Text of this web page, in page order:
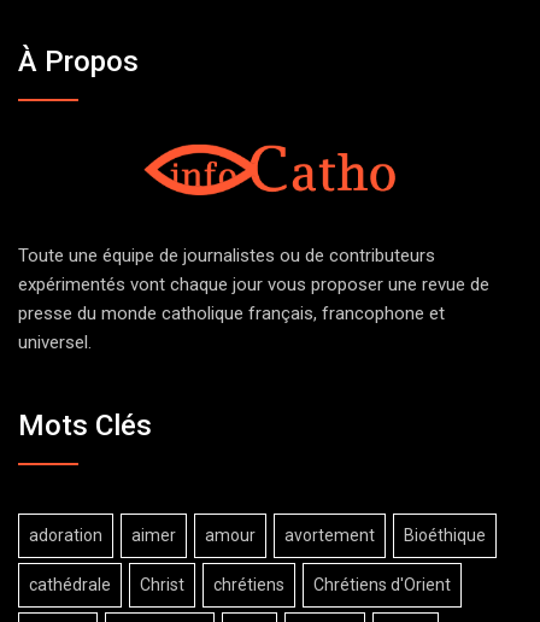
À Propos
Toute une équipe de journalistes ou de contributeurs
expérimentés vont chaque jour vous proposer une revue de
presse du monde catholique français, francophone et
universel.
Mots Clés
adoration aimer amour avortement Bioéthique
cathédrale Christ chrétiens Chrétiens d'Orient